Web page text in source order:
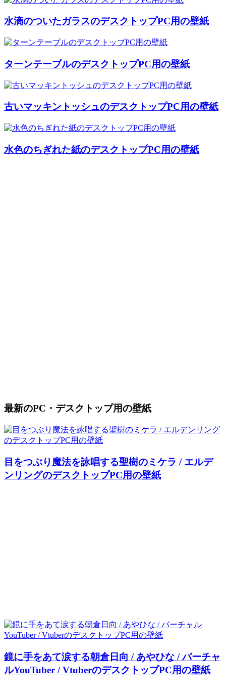
水滴のついたガラスのデスクトップPC用の壁紙
ターンテーブルのデスクトップPC用の壁紙
古いマッキントッシュのデスクトップPC用の壁紙
水色のちぎれた紙のデスクトップPC用の壁紙
最新のPC・デスクトップ用の壁紙
目をつぶり魔法を詠唱する聖樹のミケラ / エルデ
ンリングのデスクトップPC用の壁紙
鏡に手をあて涙する朝倉日向 / あやひな / バーチャ
ルYouTuber / VtuberのデスクトップPC用の壁紙